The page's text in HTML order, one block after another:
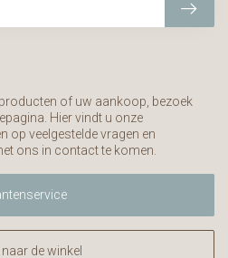
of uw aankoop, bezoek
Hier vindt u onze
op veelgestelde vragen en
ons in contact te komen.
de winkel